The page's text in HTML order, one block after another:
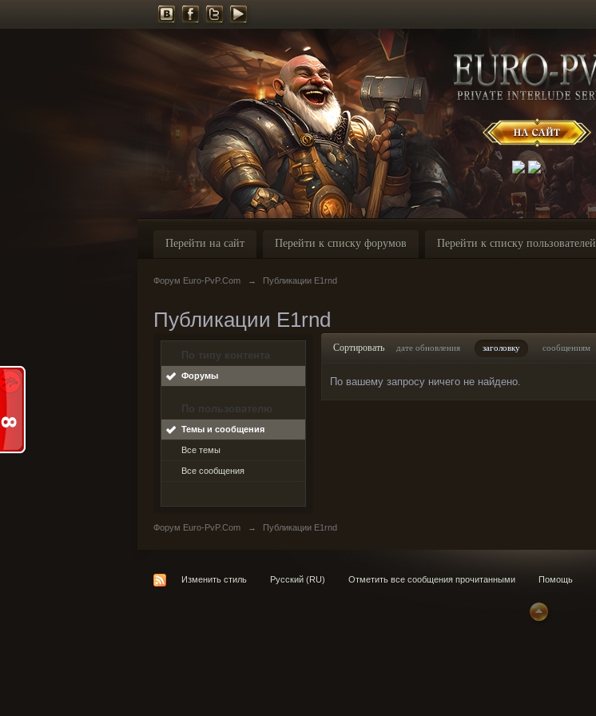
Перейти на сайт Перейти к списку форумов Перейти к списку пользователей
Форум Euro-PvP.Com → Публикации E1rnd
Публикации E1rnd
По типу контента
Форумы
По пользователю
Темы и сообщения
Все темы
Все сообщения
Сортировать дате обновления заголовку сообщениям
По вашему запросу ничего не найдено.
Форум Euro-PvP.Com → Публикации E1rnd
Изменить стиль Русский (RU) Отметить все сообщения прочитанными Помощь